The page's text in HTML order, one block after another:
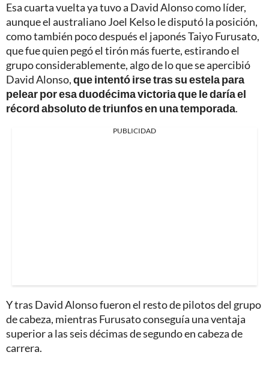
Esa cuarta vuelta ya tuvo a David Alonso como líder,
aunque el australiano Joel Kelso le disputó la posición,
como también poco después el japonés Taiyo Furusato,
que fue quien pegó el tirón más fuerte, estirando el
grupo considerablemente, algo de lo que se apercibió
David Alonso,que intentó irse tras su estela para
pelear por esa duodécima victoria que le daría el
récord absoluto de triunfos en una temporada.
PUBLICIDAD
Y tras David Alonso fueron el resto de pilotos del grupo
de cabeza, mientras Furusato conseguía una ventaja
superior a las seis décimas de segundo en cabeza de
carrera.